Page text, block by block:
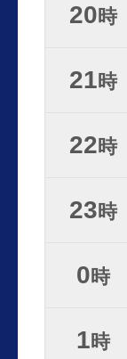
20時
21時
22時
23時
0時
1時